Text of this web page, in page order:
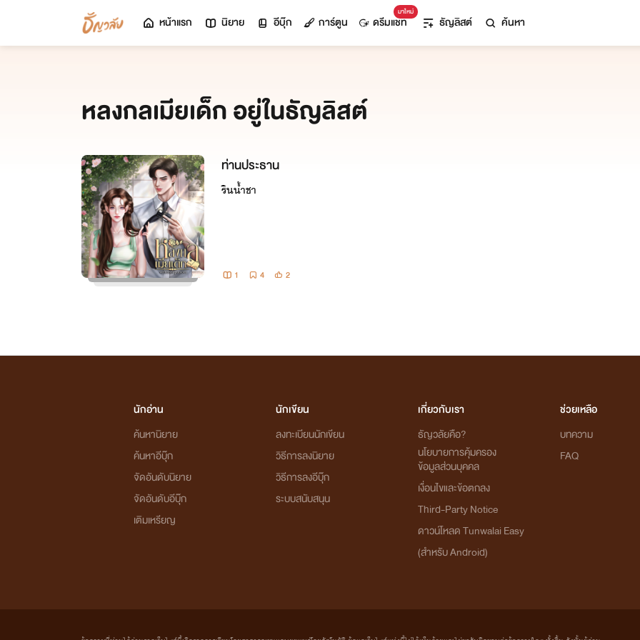
หน้าแรก นิยาย อีบุ๊ก การ์ตูน
มาใหม่
ดรีมแชท ธัญลิสต์ ค้นหา
หลงกลเมียเด็ก อยู่ในธัญลิสต์
ท่านประธาน
รินน้ำชา
1 4 2
นักอ่าน
ค้นหานิยาย
ค้นหาอีบุ๊ก
จัดอันดับนิยาย
จัดอันดับอีบุ๊ก
เติมเหรียญ
นักเขียน
ลงทะเบียนนักเขียน
วิธีการลงนิยาย
วิธีการลงอีบุ๊ก
ระบบสนับสนุน
เกี่ยวกับเรา
ธัญวลัยคือ?
นโยบายการคุ้มครอง
ข้อมูลส่วนบุคคล
เงื่อนไขและข้อตกลง
Third-Party Notice
ดาวน์โหลด Tunwalai Easy
(สำหรับ Android)
ช่วยเหลือ
บทความ
FAQ